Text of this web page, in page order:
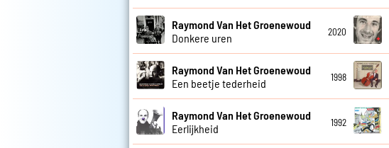
Raymond Van Het Groenewoud
Donkere uren
2020
Raymond Van Het Groenewoud
Een beetje tederheid
1998
Raymond Van Het Groenewoud
Eerlijkheid
1992